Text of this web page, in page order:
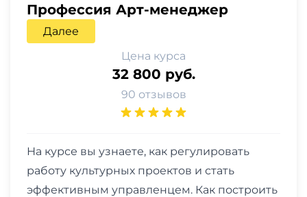
Профессия Арт-менеджер
Далее
Цена курса
32 800 руб.
90 отзывов
На курсе вы узнаете, как регулировать
работу культурных проектов и стать
эффективным управленцем. Как построить